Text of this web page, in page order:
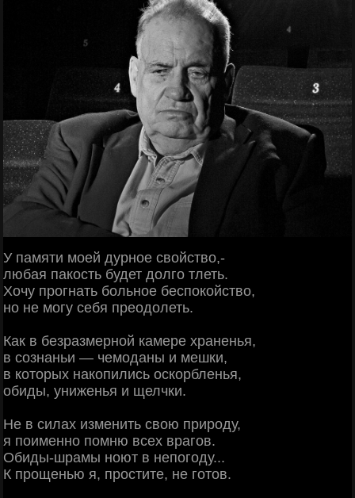
У памяти моей дурное свойство,-
любая пакость будет долго тлеть.
Хочу прогнать больное беспокойство,
но не могу себя преодолеть.
Как в безразмерной камере храненья,
в сознаньи — чемоданы и мешки,
в которых накопились оскорбленья,
обиды, униженья и щелчки.
Не в силах изменить свою природу,
я поименно помню всех врагов.
Обиды-шрамы ноют в непогоду...
К прощенью я, простите, не готов.